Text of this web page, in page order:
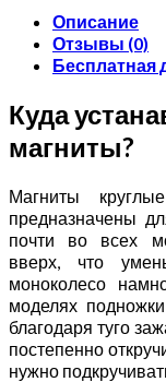
Описание
Отзывы (0)
Бесплатная
Куда
магниты?
Магниты
предназначены
почти во всех
вверх, что
моноколесо
моделях
благодаря туго
постепенно
нужно